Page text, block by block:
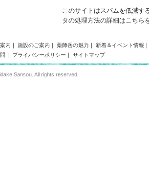
このサイトはスパムを低減す
タの処理方法の詳細はこちら
内 ｜ 施設のご案内 ｜ 薬師岳の魅力 ｜ 新着＆イベント情報 ｜
｜ プライバシーポリシー ｜ サイトマップ
Sansou. All rights reserved.